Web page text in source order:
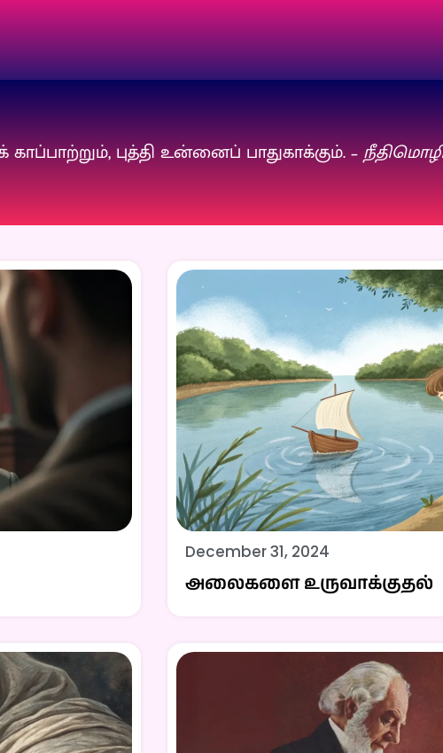
புத்தி உன்னைப் பாதுகாக்கும். –
December 31, 2024
அலைகளை உருவாக்குதல்